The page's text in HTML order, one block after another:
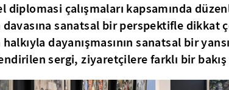
diplomasi çalışmaları kapsamında
sanatsal bir perspektifle dikkat
dayanışmasının sanatsal bir
sergi, ziyaretçilere farklı bir bakış